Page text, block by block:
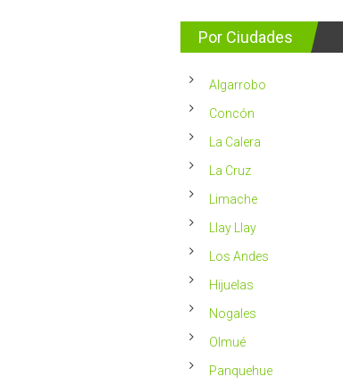
Por Ciudades
Algarrobo
Concón
La Calera
La Cruz
Limache
Llay Llay
Los Andes
Hijuelas
Nogales
Olmué
Panquehue